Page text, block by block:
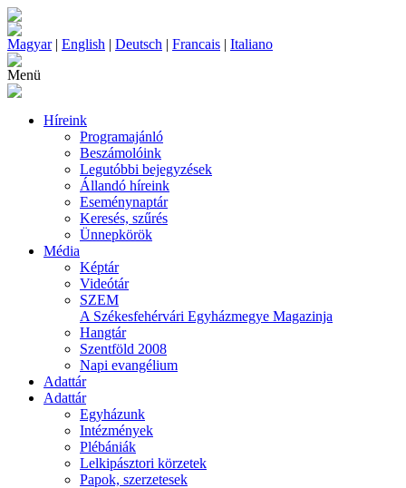
Magyar| English | Deutsch | Francais | Italiano
Menü
Híreink
Programajánló
Beszámolóink
Legutóbbi bejegyzések
Állandó híreink
Eseménynaptár
Keresés, szűrés
Ünnepkörök
Média
Képtár
Videótár
SZEM
A Székesfehérvári Egyházmegye Magazinja
Hangtár
Szentföld 2008
Napi evangélium
Adattár
Adattár
Egyházunk
Intézmények
Plébániák
Lelkipásztori körzetek
Papok, szerzetesek